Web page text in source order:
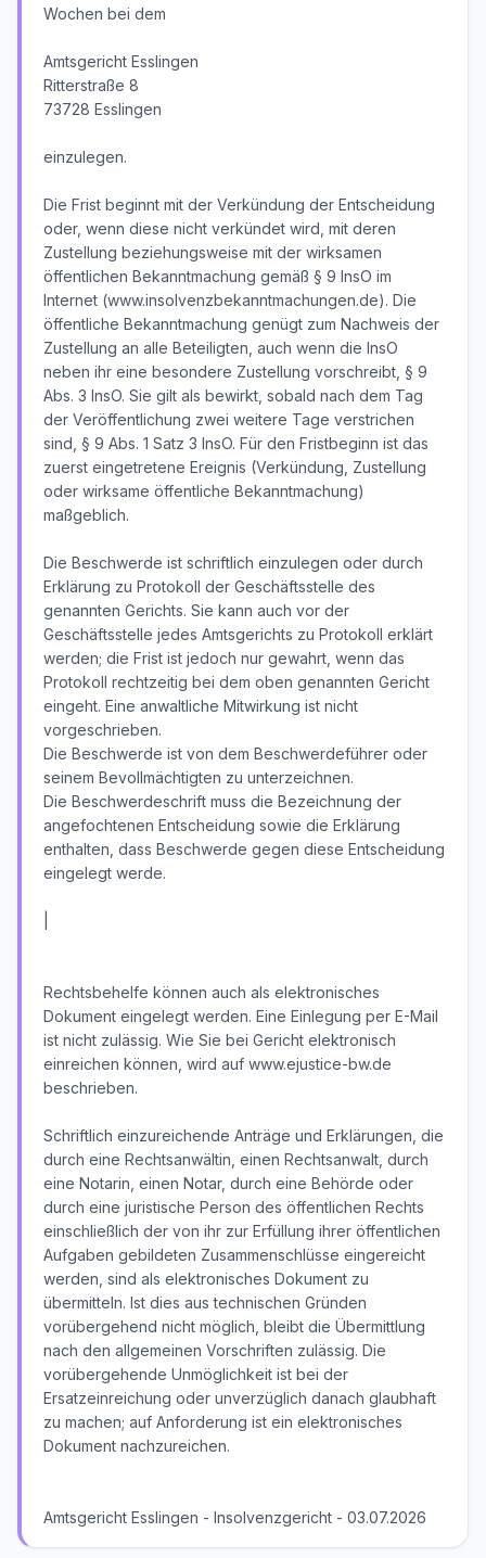
Wochen bei dem
Amtsgericht Esslingen
Ritterstraße 8
73728 Esslingen
einzulegen.
Die Frist beginnt mit der Verkündung der Entscheidung
oder, wenn diese nicht verkündet wird, mit deren
Zustellung beziehungsweise mit der wirksamen
öffentlichen Bekanntmachung gemäß § 9 InsO im
Internet (www.insolvenzbekanntmachungen.de). Die
öffentliche Bekanntmachung genügt zum Nachweis der
Zustellung an alle Beteiligten, auch wenn die InsO
neben ihr eine besondere Zustellung vorschreibt, § 9
Abs. 3 InsO. Sie gilt als bewirkt, sobald nach dem Tag
der Veröffentlichung zwei weitere Tage verstrichen
sind, § 9 Abs. 1 Satz 3 InsO. Für den Fristbeginn ist das
zuerst eingetretene Ereignis (Verkündung, Zustellung
oder wirksame öffentliche Bekanntmachung)
maßgeblich.
Die Beschwerde ist schriftlich einzulegen oder durch
Erklärung zu Protokoll der Geschäftsstelle des
genannten Gerichts. Sie kann auch vor der
Geschäftsstelle jedes Amtsgerichts zu Protokoll erklärt
werden; die Frist ist jedoch nur gewahrt, wenn das
Protokoll rechtzeitig bei dem oben genannten Gericht
eingeht. Eine anwaltliche Mitwirkung ist nicht
vorgeschrieben.
Die Beschwerde ist von dem Beschwerdeführer oder
seinem Bevollmächtigten zu unterzeichnen.
Die Beschwerdeschrift muss die Bezeichnung der
angefochtenen Entscheidung sowie die Erklärung
enthalten, dass Beschwerde gegen diese Entscheidung
eingelegt werde.
Rechtsbehelfe können auch als elektronisches
Dokument eingelegt werden. Eine Einlegung per E-Mail
ist nicht zulässig. Wie Sie bei Gericht elektronisch
einreichen können, wird auf www.ejustice-bw.de
beschrieben.
Schriftlich einzureichende Anträge und Erklärungen, die
durch eine Rechtsanwältin, einen Rechtsanwalt, durch
eine Notarin, einen Notar, durch eine Behörde oder
durch eine juristische Person des öffentlichen Rechts
einschließlich der von ihr zur Erfüllung ihrer öffentlichen
Aufgaben gebildeten Zusammenschlüsse eingereicht
werden, sind als elektronisches Dokument zu
übermitteln. Ist dies aus technischen Gründen
vorübergehend nicht möglich, bleibt die Übermittlung
nach den allgemeinen Vorschriften zulässig. Die
vorübergehende Unmöglichkeit ist bei der
Ersatzeinreichung oder unverzüglich danach glaubhaft
zu machen; auf Anforderung ist ein elektronisches
Dokument nachzureichen.
Amtsgericht Esslingen - Insolvenzgericht - 03.07.2026